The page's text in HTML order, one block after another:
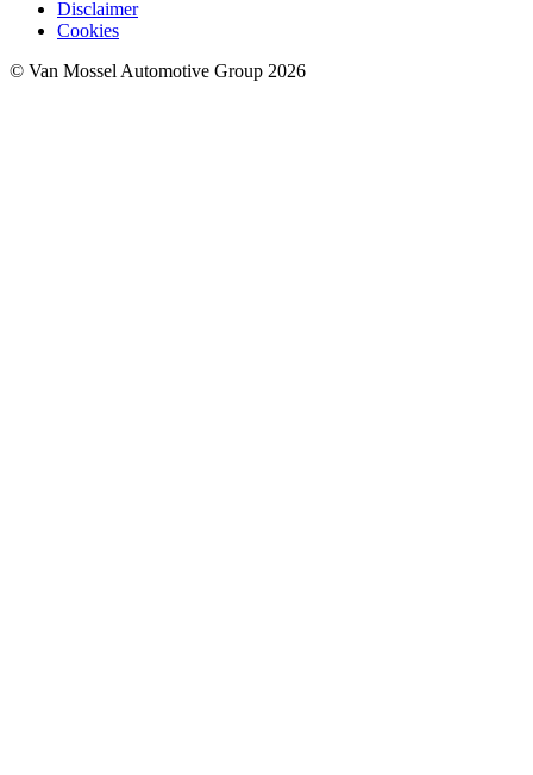
Disclaimer
Cookies
© Van Mossel Automotive Group 2026